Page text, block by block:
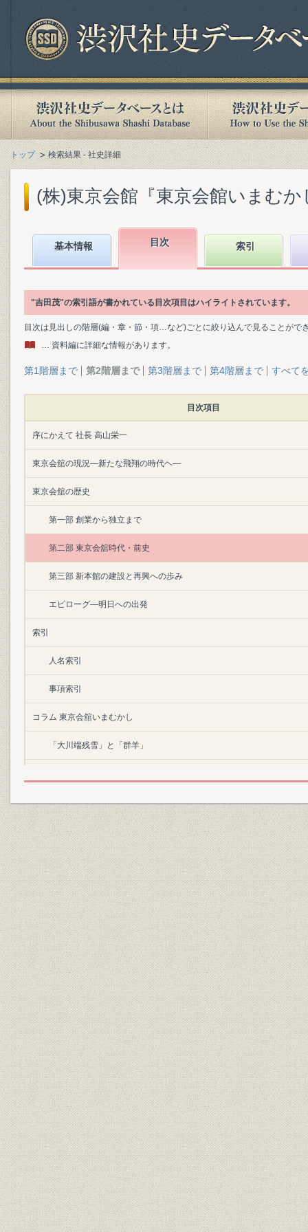
トップ 検索結果 - 社史詳細
(株)東京会館『東京会館いまむか
基本情報 目次 索引
"吉田茂"の索引語が書かれている目次項目はハイライトされています。
目次は見出しの階層(編・章・節・項…など)ごとに絞り込んで見ることがで
… 資料編に詳細な情報があります。
第1階層まで 第2階層まで 第3階層まで 第4階層まで すべて
目次項目
序にかえて 社長 高山栄一
東京会舘の現況―新たな飛翔の時代ヘ―
東京会舘の歴史
第一部 創業から独立まで
第二部 東京会舘時代・前史
第三部 新本館の建設と再興への歩み
エピローグ―明日への出発
索引
人名索引
事項索引
コラム 東京会舘いまむかし
「大川端残雪」と「群羊」
プルニエ点景
カクテルあれこれ
デザートあれこれ
ウェディングケーキ
檜のまな板/消えた赤鍋/冷蔵庫いまむかし/天窓の光
煙突のけむり
コレニア大理石
初期の製パン技術
リターンバンケットの縁